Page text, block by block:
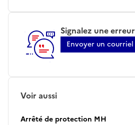
Signalez une erreur
Envoyer un courriel
Voir aussi
Arrêté de protection MH